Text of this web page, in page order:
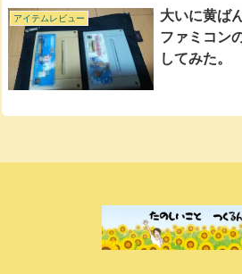
アイテムレビュー
大いに黄ば
ファミコン
してみた。